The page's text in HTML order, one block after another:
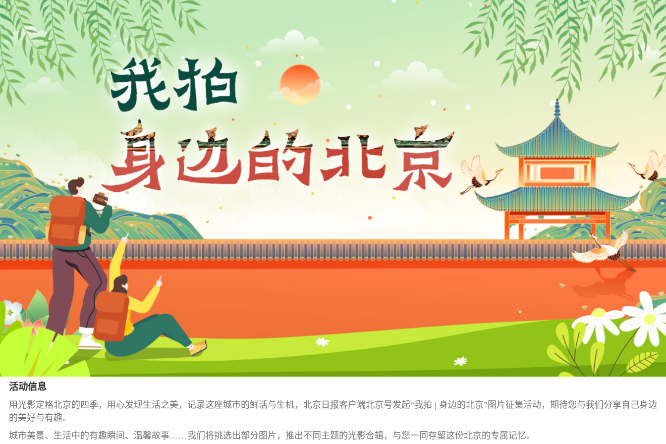
活动信息
用光影定格北京的四季，用心发现生活之美，记录这座城市的鲜活与生机，北京日报客户端北京号发起“我拍 | 身边的北京”图片征集活动，期待您与我们分享自己身边
的美好与有趣。
城市美景、生活中的有趣瞬间、温馨故事……我们将挑选出部分图片，推出不同主题的光影合辑，与您一同存留这份北京的专属记忆。